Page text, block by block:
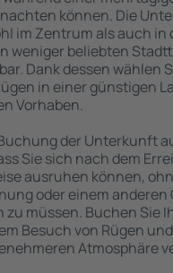
können. Die
im Zentrum als auch in
weniger beliebten
Dank dessen wählen
in einer günstigen
Vorhaben.
der Unterkunft
Sie sich nach dem
ausruhen können,
oder einem anderen
zu müssen. Buchen Sie
Besuch von Rügen
Atmosphäre